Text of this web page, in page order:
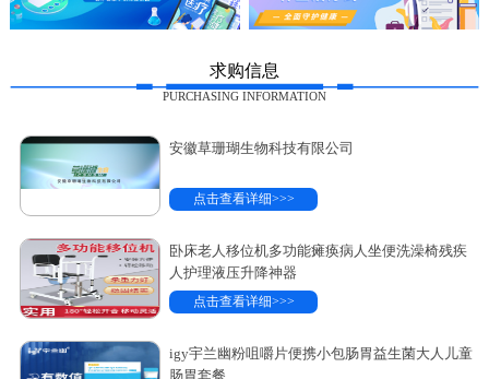
求购信息
PURCHASING INFORMATION
安徽草珊瑚生物科技有限公司
点击查看详细>>>
卧床老人移位机多功能瘫痪病人坐便洗澡椅残疾
人护理液压升降神器
点击查看详细>>>
igy宇兰幽粉咀嚼片便携小包肠胃益生菌大人儿童
肠胃套餐